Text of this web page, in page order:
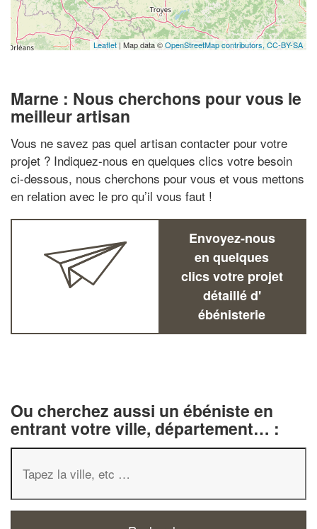
Leaflet | Map data ©OpenStreetMap contributors, CC-BY-SA
Marne : Nous cherchons pour vous le
meilleur artisan
Vous ne savez pas quel artisan contacter pour votre
projet ? Indiquez-nous en quelques clics votre besoin
ci-dessous, nous cherchons pour vous et vous mettons
en relation avec le pro qu’il vous faut !
Envoyez-nous
en quelques
clics votre projet
détaillé d'
ébénisterie
Ou cherchez aussi un ébéniste en
entrant votre ville, département… :